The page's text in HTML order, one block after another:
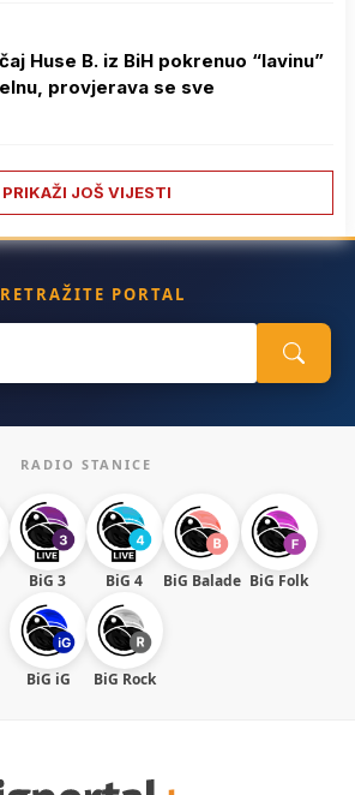
Huse B. iz BiH pokrenuo “lavinu”
provjerava se sve
PRIKAŽI JOŠ VIJESTI
PORTAL
RADIO STANICE
BiG 3 BiG 4 BiG Balade BiG Folk
BiG iG BiG Rock